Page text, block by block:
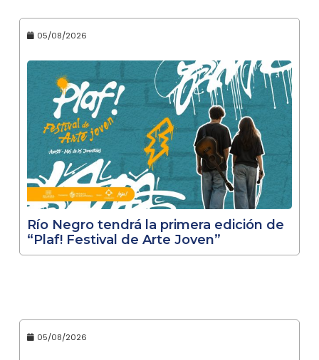
05/08/2026
Río Negro tendrá la primera edición de
“Plaf! Festival de Arte Joven”
05/08/2026